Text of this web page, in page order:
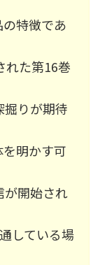
特徴であ
れた第16巻
りが期待
明かす可
開始され
している場